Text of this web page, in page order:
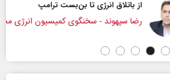
انرژی تا بن‌بست ترامپ
- سخنگوی کمیسیون انرژی مجلس